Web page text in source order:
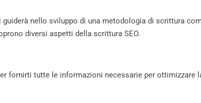
nello sviluppo di una metodologia di scrittura
diversi aspetti della scrittura SEO.
fornirti tutte le informazioni necessarie per ottimizzare